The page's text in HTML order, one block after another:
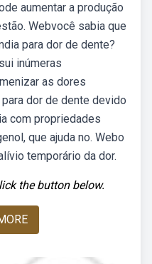
aumentar a produção
Webvocê sabia que
para dor de dente?
inúmeras
as dores
dor de dente devido
com propriedades
que ajuda no. Webo
temporário da dor.
the button below.